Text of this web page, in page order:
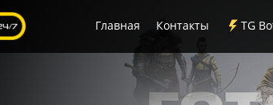
Главная Контакты TG